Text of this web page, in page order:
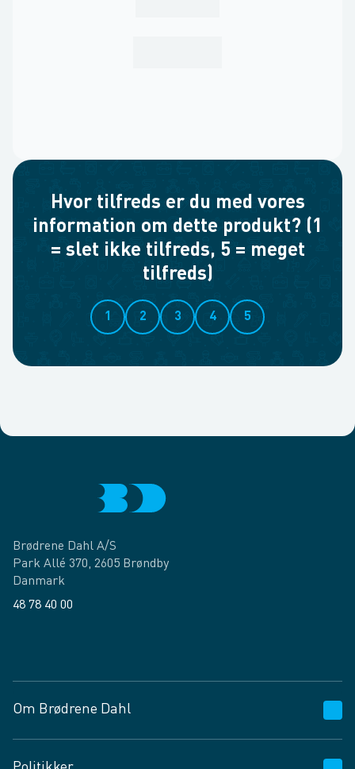
Hvor tilfreds er du med vores
information om dette produkt? (1
= slet ikke tilfreds, 5 = meget
tilfreds)
1 2 3 4 5
Brødrene Dahl A/S
Park Allé 370, 2605 Brøndby
Danmark
48 78 40 00
Om Brødrene Dahl